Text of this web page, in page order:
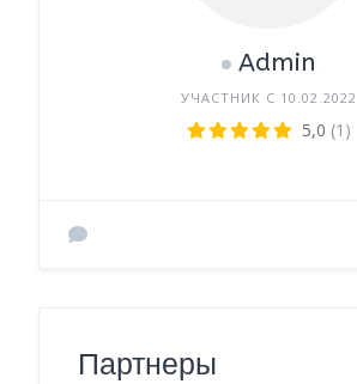
Admin
УЧАСТНИК С 10.02.2022
5,0 (1)
Партнеры